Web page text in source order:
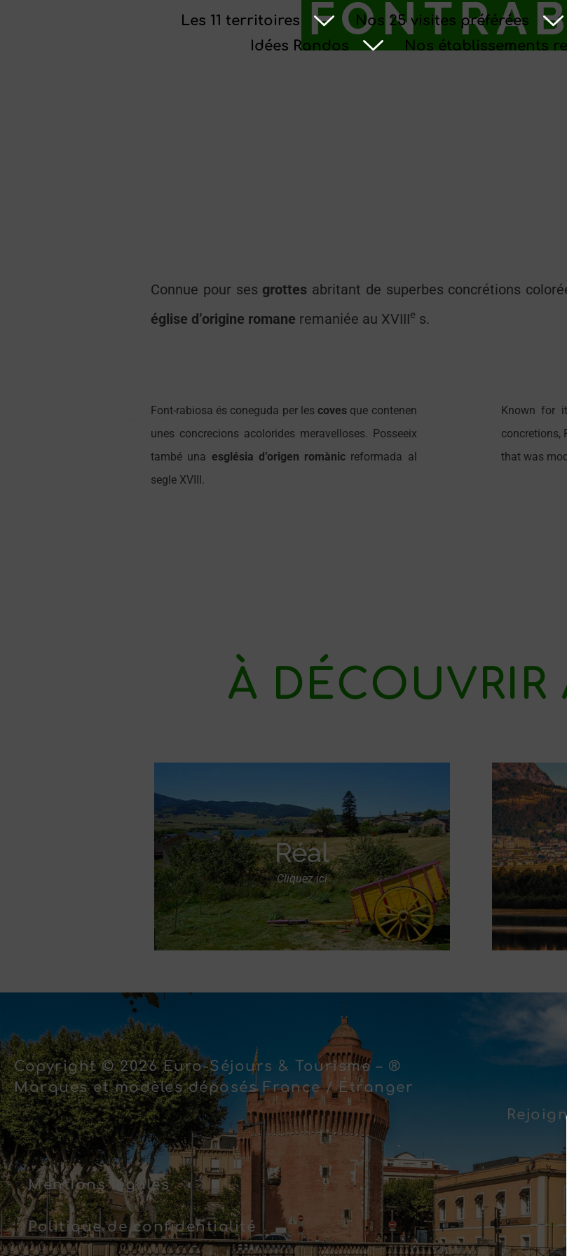
Les 11 territoires Nos 25 visites préférées
Idées Randos
Nos établissements
Connue pour ses grottes abritant de superbes concrétions
église d’origine romane remaniée au XVIIIe s.
Font-rabiosa és coneguda per lescoves que contenen
unes concrecions acolorides meravelloses. Posseeix
també una església d’origen romànic reformada al
segle XVIII.
Known for
concretions,
that was
À DÉCOUVRIR
Réal
Cliquez ici
Copyright © 2026 Euro-Séjours & Tourisme – ®
Marques et modèles déposés France / Étranger
Mentions légales
Politique de confidentialité